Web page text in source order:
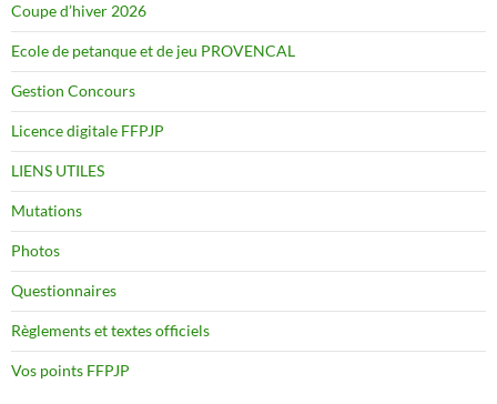
Coupe d’hiver 2026
Ecole de petanque et de jeu PROVENCAL
Gestion Concours
Licence digitale FFPJP
LIENS UTILES
Mutations
Photos
Questionnaires
Règlements et textes officiels
Vos points FFPJP